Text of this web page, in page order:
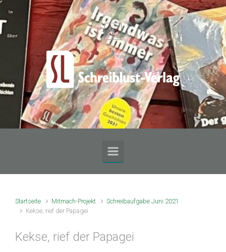
Zum Hauptinhalt springen
Startseite Mitmach-Projekt
Schreibaufgabe Juni 2021
Kekse, rief der Papagei
Kekse, rief der Papagei